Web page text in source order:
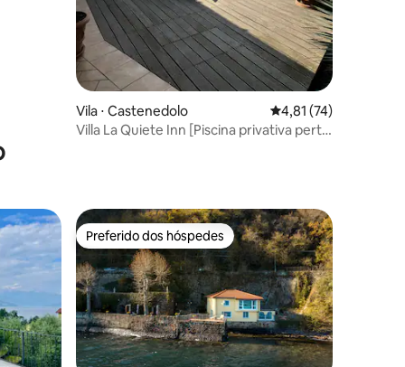
Vila ⋅ Castenedolo 4,81 de uma
4,81 (74)
Villa La Quiete Inn [Piscina privativa perto
Preferido dos hóspedes
Preferido dos hóspedes